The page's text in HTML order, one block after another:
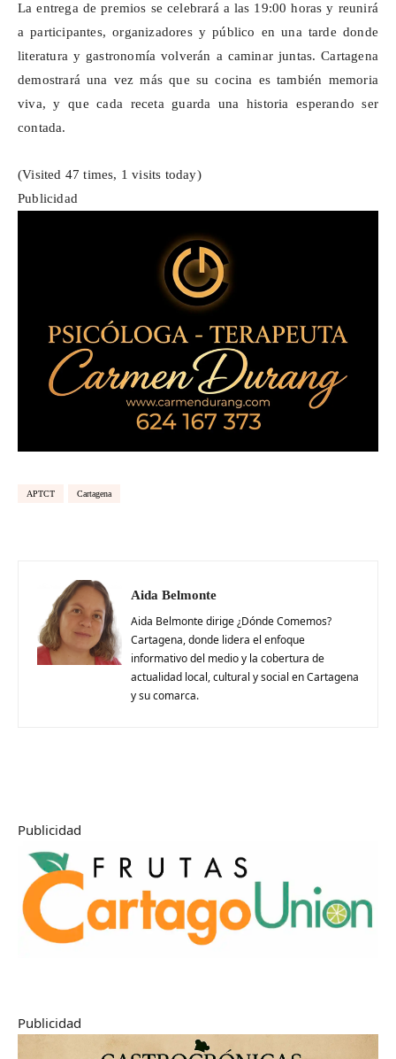
La entrega de premios se celebrará a las 19:00 horas y reunirá
a participantes, organizadores y público en una tarde donde
literatura y gastronomía volverán a caminar juntas. Cartagena
demostrará una vez más que su cocina es también memoria
viva, y que cada receta guarda una historia esperando ser
contada.
(Visited 47 times, 1 visits today)
Publicidad
APTCT Cartagena
Aida Belmonte
Aida Belmonte dirige ¿Dónde Comemos?
Cartagena, donde lidera el enfoque
informativo del medio y la cobertura de
actualidad local, cultural y social en Cartagena
y su comarca.
Publicidad
Publicidad